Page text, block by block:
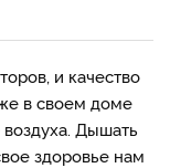
и качество
в своем доме
Дышать
здоровье нам